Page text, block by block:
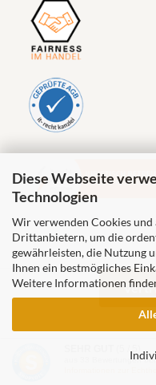
Diese Webseite
Technologien
Wir verwenden Cookies und
Drittanbietern, um die
gewährleisten, die Nutzung
Ihnen ein bestmögliches
Weitere Informationen
(5 / 5)
Bewertungen